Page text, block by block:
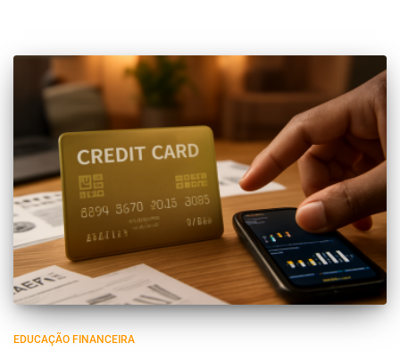
EDUCAÇÃO FINANCEIRA